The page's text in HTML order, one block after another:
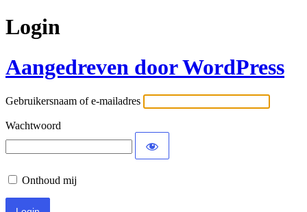
Login
Aangedreven door WordPress
Gebruikersnaam of e-mailadres
Wachtwoord
Onthoud mij